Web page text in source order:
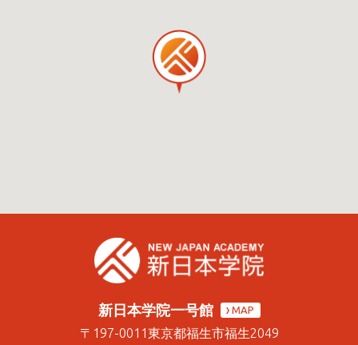
新日本学院一号館 MAP
〒197-0011東京都福生市福生2049